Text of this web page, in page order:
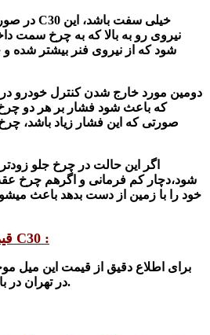
در میل موجگیر ولکس C30
نیروی رو به بالا که به چرخ سمت
شود که از نیروی فنر بیشتر شده
-دومین مورد خارج شدن کنترل خودرو
که باعث شود فشار بر هر دو
صورتی که این فشار زیاد باشد،
اگر این حالت در چرخ جلو
شود،دچار کم فرمانی و اگر هم چرخ
خود را با زمین از دست بدهد باعث
قیمت میل موجگیر ولکس C30 :
برای اطلاع دقیق از قیمت این میل
در تهران در بازار چراغ برق تماس بگیرید.